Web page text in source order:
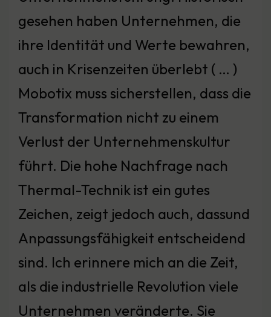
gesehen haben Unternehmen, die
ihre Identität und Werte bewahren,
auch in Krisenzeiten überlebt ( … )
Mobotix muss sicherstellen, dass die
Transformation nicht zu einem
Verlust der Unternehmenskultur
führt. Die hohe Nachfrage nach
Thermal-Technik ist ein gutes
Zeichen, zeigt jedoch auch, dassund
Anpassungsfähigkeit entscheidend
sind. Ich erinnere mich an die Zeit,
als die industrielle Revolution viele
Unternehmen veränderte. Sie